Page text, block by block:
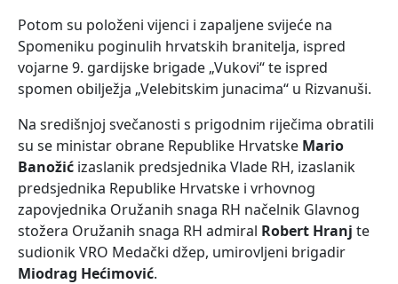
Potom su položeni vijenci i zapaljene svijeće na
Spomeniku poginulih hrvatskih branitelja, ispred
vojarne 9. gardijske brigade „Vukovi“ te ispred
spomen obilježja „Velebitskim junacima“ u Rizvanuši.
Na središnjoj svečanosti s prigodnim riječima obratili
su se ministar obrane Republike Hrvatske Mario
Banožić izaslanik predsjednika Vlade RH, izaslanik
predsjednika Republike Hrvatske i vrhovnog
zapovjednika Oružanih snaga RH načelnik Glavnog
stožera Oružanih snaga RH admiral Robert Hranj te
sudionik VRO Medački džep, umirovljeni brigadir
Miodrag Hećimović.